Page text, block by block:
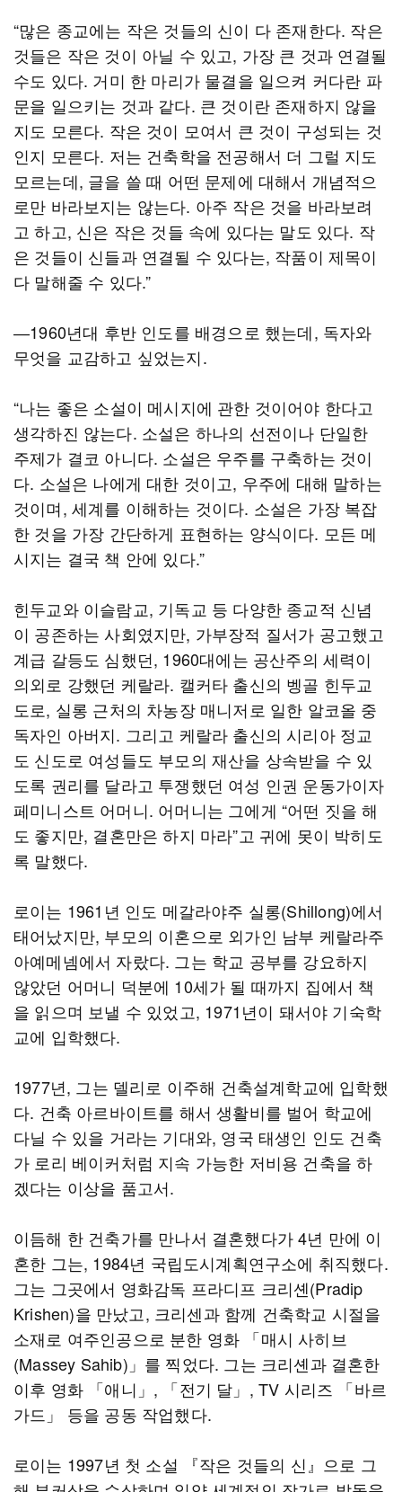
“많은 종교에는 작은 것들의 신이 다 존재한다. 작은
것들은 작은 것이 아닐 수 있고, 가장 큰 것과 연결될
수도 있다. 거미 한 마리가 물결을 일으켜 커다란 파
문을 일으키는 것과 같다. 큰 것이란 존재하지 않을
지도 모른다. 작은 것이 모여서 큰 것이 구성되는 것
인지 모른다. 저는 건축학을 전공해서 더 그럴 지도
모르는데, 글을 쓸 때 어떤 문제에 대해서 개념적으
로만 바라보지는 않는다. 아주 작은 것을 바라보려
고 하고, 신은 작은 것들 속에 있다는 말도 있다. 작
은 것들이 신들과 연결될 수 있다는, 작품이 제목이
다 말해줄 수 있다.”
―1960년대 후반 인도를 배경으로 했는데, 독자와
무엇을 교감하고 싶었는지.
“나는 좋은 소설이 메시지에 관한 것이어야 한다고
생각하진 않는다. 소설은 하나의 선전이나 단일한
주제가 결코 아니다. 소설은 우주를 구축하는 것이
다. 소설은 나에게 대한 것이고, 우주에 대해 말하는
것이며, 세계를 이해하는 것이다. 소설은 가장 복잡
한 것을 가장 간단하게 표현하는 양식이다. 모든 메
시지는 결국 책 안에 있다.”
힌두교와 이슬람교, 기독교 등 다양한 종교적 신념
이 공존하는 사회였지만, 가부장적 질서가 공고했고
계급 갈등도 심했던, 1960대에는 공산주의 세력이
의외로 강했던 케랄라. 캘커타 출신의 벵골 힌두교
도로, 실롱 근처의 차농장 매니저로 일한 알코올 중
독자인 아버지. 그리고 케랄라 출신의 시리아 정교
도 신도로 여성들도 부모의 재산을 상속받을 수 있
도록 권리를 달라고 투쟁했던 여성 인권 운동가이자
페미니스트 어머니. 어머니는 그에게 “어떤 짓을 해
도 좋지만, 결혼만은 하지 마라”고 귀에 못이 박히도
록 말했다.
로이는 1961년 인도 메갈라야주 실롱(Shillong)에서
태어났지만, 부모의 이혼으로 외가인 남부 케랄라주
아예메넴에서 자랐다. 그는 학교 공부를 강요하지
않았던 어머니 덕분에 10세가 될 때까지 집에서 책
을 읽으며 보낼 수 있었고, 1971년이 돼서야 기숙학
교에 입학했다.
1977년, 그는 델리로 이주해 건축설계학교에 입학했
다. 건축 아르바이트를 해서 생활비를 벌어 학교에
다닐 수 있을 거라는 기대와, 영국 태생인 인도 건축
가 로리 베이커처럼 지속 가능한 저비용 건축을 하
겠다는 이상을 품고서.
이듬해 한 건축가를 만나서 결혼했다가 4년 만에 이
혼한 그는, 1984년 국립도시계획연구소에 취직했다.
그는 그곳에서 영화감독 프라디프 크리셴(Pradip
Krishen)을 만났고, 크리센과 함께 건축학교 시절을
소재로 여주인공으로 분한 영화 「매시 사히브
(Massey Sahib)」를 찍었다. 그는 크리셴과 결혼한
이후 영화 「애니」, 「전기 달」, TV 시리즈 「바르
가드」 등을 공동 작업했다.
로이는 1997년 첫 소설 『작은 것들의 신』으로 그